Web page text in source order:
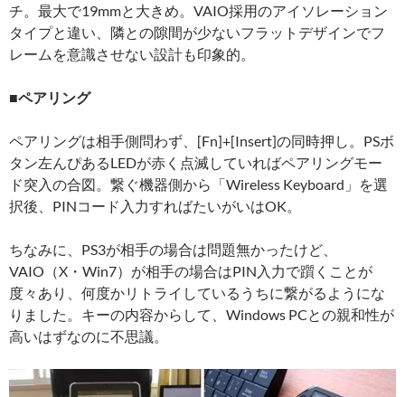
チ。最大で19mmと大きめ。VAIO採用のアイソレーション
タイプと違い、隣との隙間が少ないフラットデザインでフ
レームを意識させない設計も印象的。
■ペアリング
ペアリングは相手側問わず、[Fn]+[Insert]の同時押し。PSボ
タン左んぴあるLEDが赤く点滅していればペアリングモー
ド突入の合図。繋ぐ機器側から「Wireless Keyboard」を選
択後、PINコード入力すればたいがいはOK。
ちなみに、PS3が相手の場合は問題無かったけど、
VAIO（X・Win7）が相手の場合はPIN入力で躓くことが
度々あり、何度かリトライしているうちに繋がるようにな
りました。キーの内容からして、Windows PCとの親和性が
高いはずなのに不思議。